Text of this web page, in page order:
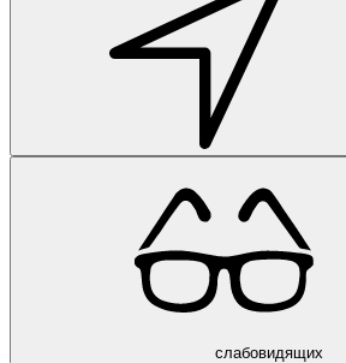
слабовидящих